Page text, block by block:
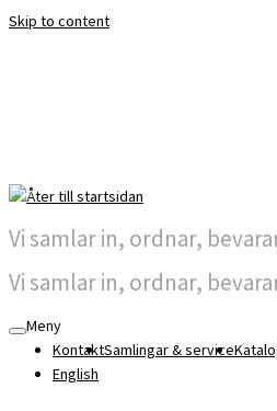
Skip to content
Vi samlar in, ordnar,
Vi samlar in, ordnar,
Meny
KontaktSamlingar & service
English